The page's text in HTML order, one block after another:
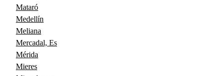
Mataró
Medellín
Meliana
Mercadal, Es
Mérida
Mieres